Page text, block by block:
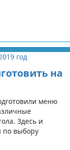
на
меню
Здесь и
по выбору